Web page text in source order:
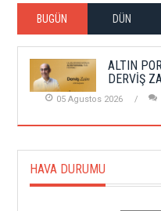
BUGÜN DÜN
ALTIN
DERVİŞ
05 Agustos 2026
HAVA DURUMU